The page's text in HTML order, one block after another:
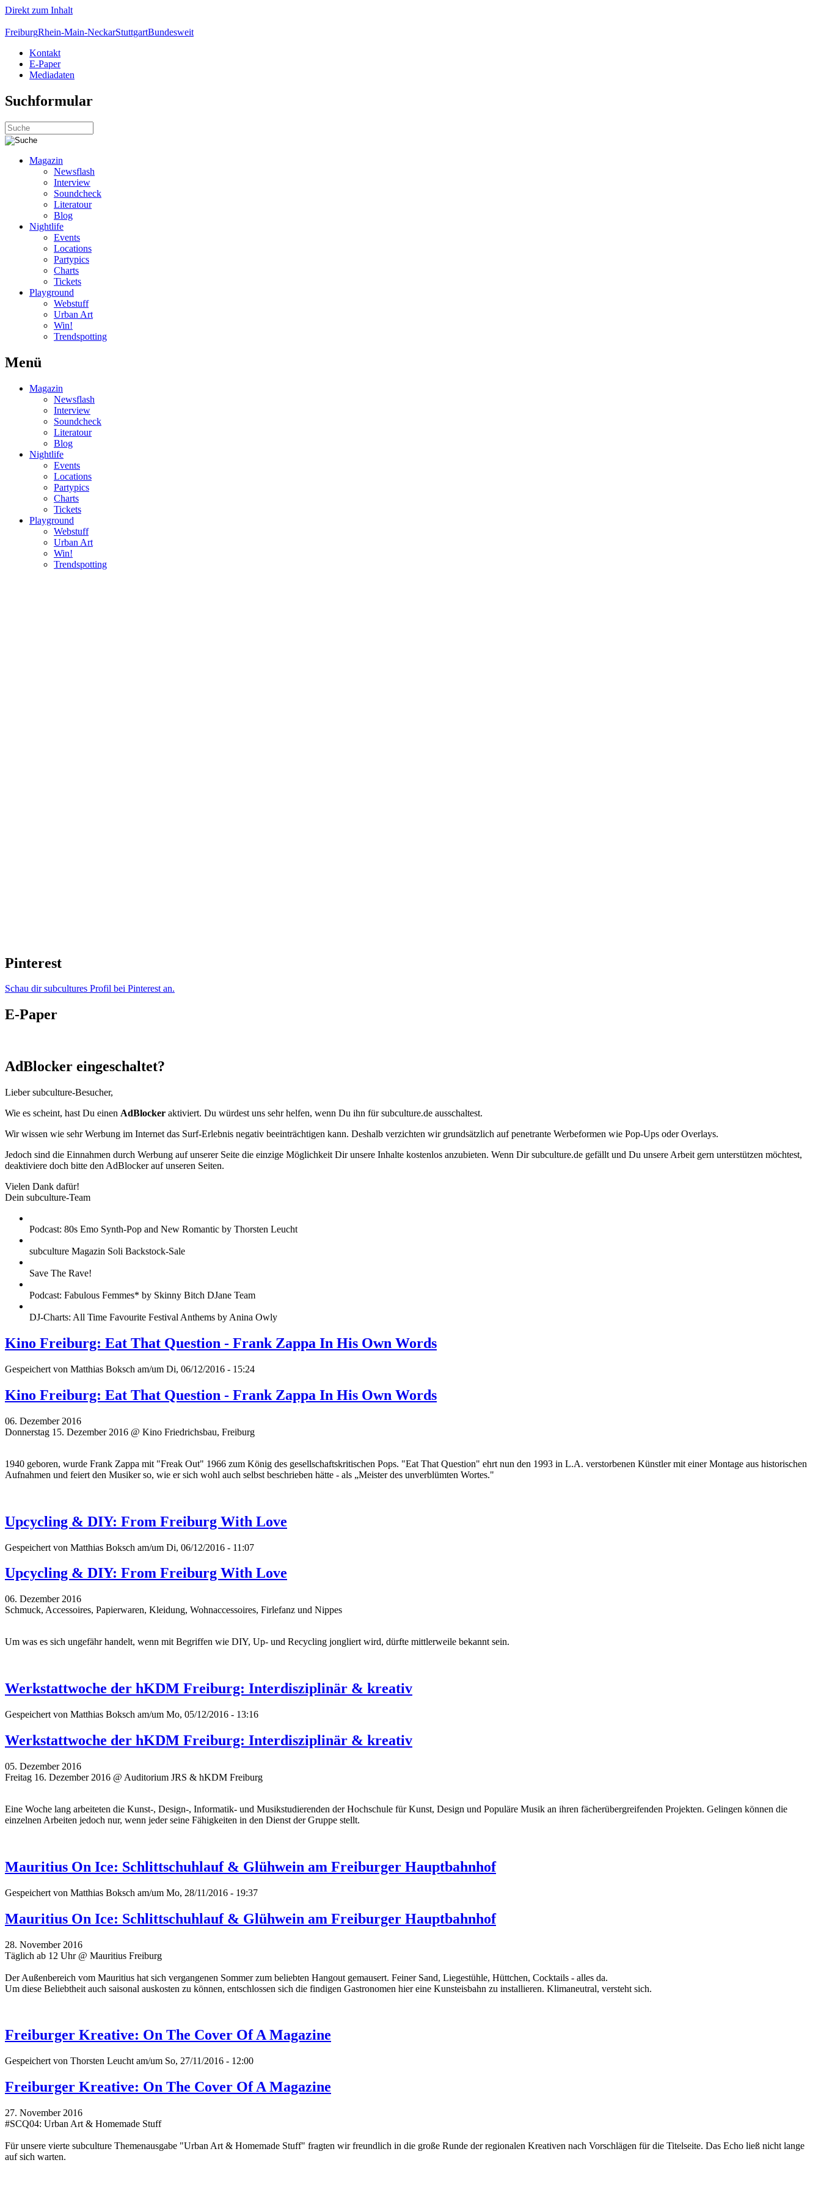
Direkt zum Inhalt
FreiburgRhein-Main-NeckarStuttgartBundesweit
Kontakt
E-Paper
Mediadaten
Suchformular
Magazin
Newsflash
Interview
Soundcheck
Literatour
Blog
Nightlife
Events
Locations
Partypics
Charts
Tickets
Playground
Webstuff
Urban Art
Win!
Trendspotting
Menü
Magazin
Newsflash
Interview
Soundcheck
Literatour
Blog
Nightlife
Events
Locations
Partypics
Charts
Tickets
Playground
Webstuff
Urban Art
Win!
Trendspotting
Pinterest
Schau dir subcultures Profil bei Pinterest an.
E-Paper
AdBlocker eingeschaltet?
Lieber subculture-Besucher,
Wie es scheint, hast Du einen AdBlocker aktiviert. Du würdest uns sehr helfen, wenn Du ihn für subculture.de ausschaltest.
Wir wissen wie sehr Werbung im Internet das Surf-Erlebnis negativ beeinträchtigen kann. Deshalb verzichten wir grundsätzlich auf penetrante Werbeformen wie Pop-Ups oder Overlays.
Jedoch sind die Einnahmen durch Werbung auf unserer Seite die einzige Möglichkeit Dir unsere Inhalte kostenlos anzubieten. Wenn Dir subculture.de gefällt und Du unsere Arbeit gern unterstützen möchtest,
deaktiviere doch bitte den AdBlocker auf unseren Seiten.
Vielen Dank dafür!
Dein subculture-Team
Podcast: 80s Emo Synth-Pop and New Romantic by Thorsten Leucht
subculture Magazin Soli Backstock-Sale
Save The Rave!
Podcast: Fabulous Femmes* by Skinny Bitch DJane Team
DJ-Charts: All Time Favourite Festival Anthems by Anina Owly
Kino Freiburg: Eat That Question - Frank Zappa In His Own Words
Gespeichert von Matthias Boksch am/um Di, 06/12/2016 - 15:24
Kino Freiburg: Eat That Question - Frank Zappa In His Own Words
06. Dezember 2016
Donnerstag 15. Dezember 2016 @ Kino Friedrichsbau, Freiburg
1940 geboren, wurde Frank Zappa mit "Freak Out" 1966 zum König des gesellschaftskritischen Pops. "Eat That Question" ehrt nun den 1993 in L.A. verstorbenen Künstler mit einer Montage aus historischen
Aufnahmen und feiert den Musiker so, wie er sich wohl auch selbst beschrieben hätte - als „Meister des unverblümten Wortes."
Upcycling & DIY: From Freiburg With Love
Gespeichert von Matthias Boksch am/um Di, 06/12/2016 - 11:07
Upcycling & DIY: From Freiburg With Love
06. Dezember 2016
Schmuck, Accessoires, Papierwaren, Kleidung, Wohnaccessoires, Firlefanz und Nippes
Um was es sich ungefähr handelt, wenn mit Begriffen wie DIY, Up- und Recycling jongliert wird, dürfte mittlerweile bekannt sein.
Werkstattwoche der hKDM Freiburg: Interdisziplinär & kreativ
Gespeichert von Matthias Boksch am/um Mo, 05/12/2016 - 13:16
Werkstattwoche der hKDM Freiburg: Interdisziplinär & kreativ
05. Dezember 2016
Freitag 16. Dezember 2016 @ Auditorium JRS & hKDM Freiburg
Eine Woche lang arbeiteten die Kunst-, Design-, Informatik- und Musikstudierenden der Hochschule für Kunst, Design und Populäre Musik an ihren fächerübergreifenden Projekten. Gelingen können die
einzelnen Arbeiten jedoch nur, wenn jeder seine Fähigkeiten in den Dienst der Gruppe stellt.
Mauritius On Ice: Schlittschuhlauf & Glühwein am Freiburger Hauptbahnhof
Gespeichert von Matthias Boksch am/um Mo, 28/11/2016 - 19:37
Mauritius On Ice: Schlittschuhlauf & Glühwein am Freiburger Hauptbahnhof
28. November 2016
Täglich ab 12 Uhr @ Mauritius Freiburg
Der Außenbereich vom Mauritius hat sich vergangenen Sommer zum beliebten Hangout gemausert. Feiner Sand, Liegestühle, Hüttchen, Cocktails - alles da.
Um diese Beliebtheit auch saisonal auskosten zu können, entschlossen sich die findigen Gastronomen hier eine Kunsteisbahn zu installieren. Klimaneutral, versteht sich.
Freiburger Kreative: On The Cover Of A Magazine
Gespeichert von Thorsten Leucht am/um So, 27/11/2016 - 12:00
Freiburger Kreative: On The Cover Of A Magazine
27. November 2016
#SCQ04: Urban Art & Homemade Stuff
Für unsere vierte subculture Themenausgabe "Urban Art & Homemade Stuff" fragten wir freundlich in die große Runde der regionalen Kreativen nach Vorschlägen für die Titelseite. Das Echo ließ nicht lange
auf sich warten.